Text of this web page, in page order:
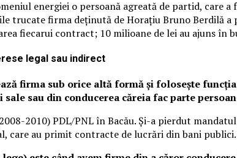
energiei o persoană agreată de partid,
trucate firma deținută de Horațiu Bruno Berdilă
fiecarui contract; 10 milioane de lei au ajuns în
legal sau indirect
firma sub orice altă formă și folosește
sau din conducerea căreia fac parte
2010) PDL/PNL în Bacău. Și-a pierdut
care au primit contracte de lucrări din bani